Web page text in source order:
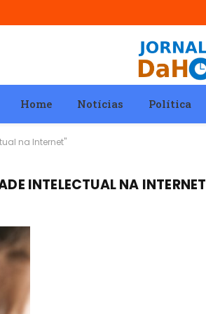
Home Notícias Política
na Internet"
INTELECTUAL NA INTERNET